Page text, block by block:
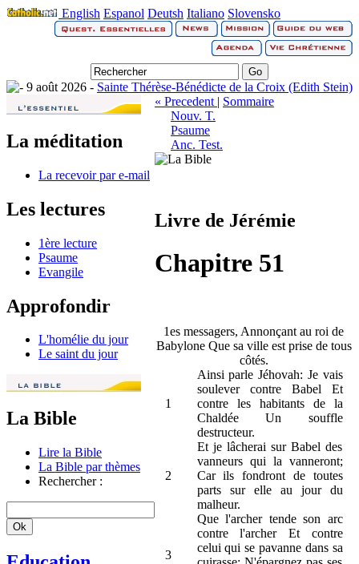
English Espanol Deutsh Italiano Slovensko
9 août 2026 - Sainte Thérèse-Bénédicte de la Croix (Edith Stein)
La méditation
La recevoir par e-mail
Les lectures
1ère lecture
Psaume
Evangile
Approfondir
L'homélie du jour
Le saint du jour
La Bible
Lire la Bible
La Bible par thèmes
Rechercher :
« Precedent | Sommaire
Nouv. T.
Psaume
Anc. Test.
Livre de Jérémie
Chapitre 51
1es messagers, Annonçant au roi de
Babylone Que sa ville est prise de tous
côtés.
1
Ainsi parle Jéhovah: Je vais
soulever contre Babel Et
contre les habitants de la
Chaldée Un souffle
destructeur.
2
Et je lâcherai sur Babel des
vanneurs qui la vanneront;
Car ils fondront de toutes
parts sur elle au jour du
malheur.
3
Que l'archer tende son arc
contre l'archer Et contre
celui qui se pavanne dans sa